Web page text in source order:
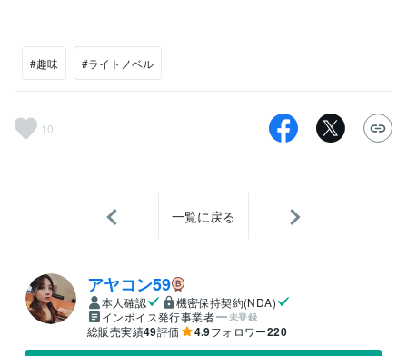
#趣味 #ライトノベル
10
一覧に戻る
アヤコン59
本人確認
機密保持契約(NDA)
インボイス発行事業者
未登録
総販売実績49評価 4.9フォロワー220